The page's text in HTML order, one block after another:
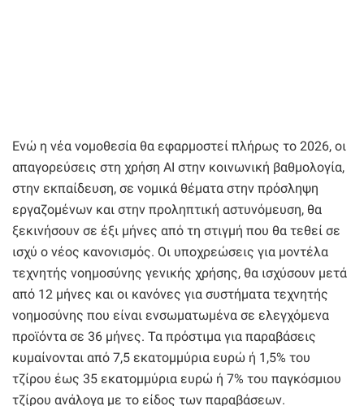
Ενώ η νέα νομοθεσία θα εφαρμοστεί πλήρως το 2026, οι
απαγορεύσεις στη χρήση ΑΙ στην κοινωνική βαθμολογία,
στην εκπαίδευση, σε νομικά θέματα στην πρόσληψη
εργαζομένων και στην προληπτική αστυνόμευση, θα
ξεκινήσουν σε έξι μήνες από τη στιγμή που θα τεθεί σε
ισχύ ο νέος κανονισμός. Οι υποχρεώσεις για μοντέλα
τεχνητής νοημοσύνης γενικής χρήσης, θα ισχύσουν μετά
από 12 μήνες και οι κανόνες για συστήματα τεχνητής
νοημοσύνης που είναι ενσωματωμένα σε ελεγχόμενα
προϊόντα σε 36 μήνες. Τα πρόστιμα για παραβάσεις
κυμαίνονται από 7,5 εκατομμύρια ευρώ ή 1,5% του
τζίρου έως 35 εκατομμύρια ευρώ ή 7% του παγκόσμιου
τζίρου ανάλογα με το είδος των παραβάσεων.